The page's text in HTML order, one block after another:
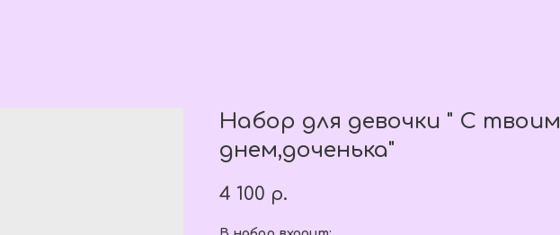
Набор для девочки " С твоим
днем,доченька"
4 100 р.